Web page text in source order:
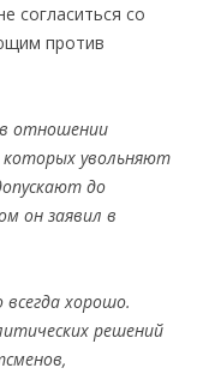
согласиться со
против
в отношении
которых увольняют
до
он заявил в
хорошо.
решений